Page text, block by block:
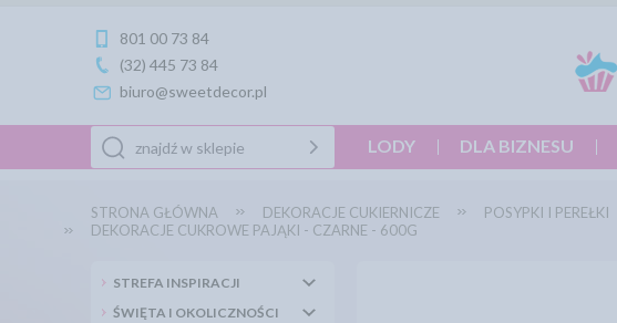
801 00 73 84
(32) 445 73 84
biuro@sweetdecor.pl
LODY DLA BIZNESU
STRONA GŁÓWNA DEKORACJE CUKIERNICZE POSYPKI I PEREŁKI
DEKORACJE CUKROWE PAJĄKI - CZARNE - 600G
STREFA INSPIRACJI
ŚWIĘTA I OKOLICZNOŚCI